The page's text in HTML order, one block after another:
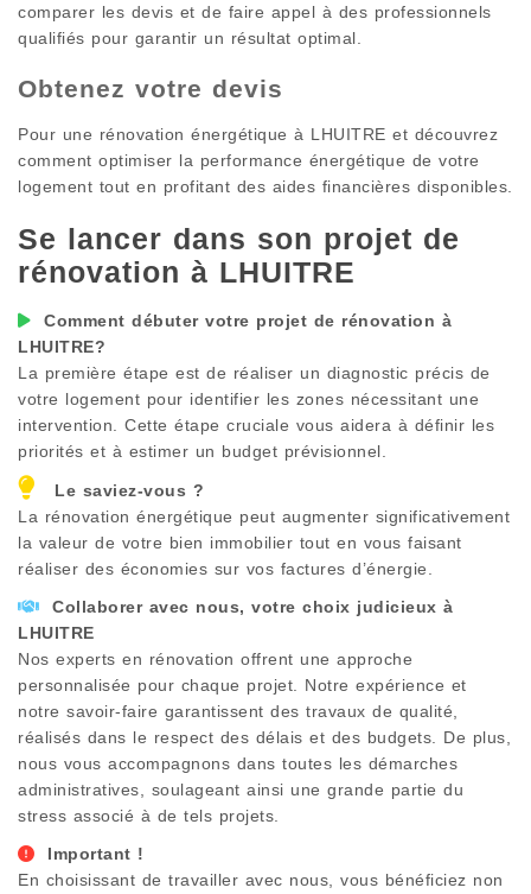
comparer les devis et de faire appel à des professionnels
qualifiés pour garantir un résultat optimal.
Obtenez votre devis
Pour une rénovation énergétique à LHUITRE et découvrez
comment optimiser la performance énergétique de votre
logement tout en profitant des aides financières disponibles.
Se lancer dans son projet de
rénovation à LHUITRE
Comment débuter votre projet de rénovation à
LHUITRE?
La première étape est de réaliser un diagnostic précis de
votre logement pour identifier les zones nécessitant une
intervention. Cette étape cruciale vous aidera à définir les
priorités et à estimer un budget prévisionnel.
Le saviez-vous ?
La rénovation énergétique peut augmenter significativement
la valeur de votre bien immobilier tout en vous faisant
réaliser des économies sur vos factures d’énergie.
Collaborer avec nous, votre choix judicieux à
LHUITRE
Nos experts en rénovation offrent une approche
personnalisée pour chaque projet. Notre expérience et
notre savoir-faire garantissent des travaux de qualité,
réalisés dans le respect des délais et des budgets. De plus,
nous vous accompagnons dans toutes les démarches
administratives, soulageant ainsi une grande partie du
stress associé à de tels projets.
Important !
En choisissant de travailler avec nous, vous bénéficiez non